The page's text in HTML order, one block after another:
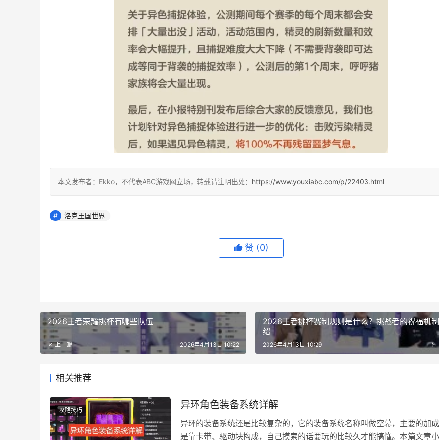
本文发布者：Ekko，不代表ABC游戏网立场，转载请注明出处： https://www.youxiabc.com/p/22403.html
洛克王国世界
赞 (0)
2026王者荣耀挑杯有哪些队伍
上一篇 2026年4月13日 10:22
2026王者挑杯赛制规则是什么？挑战者的祝福机
绍
下
2026年4月13日 10:29
相关推荐
攻略技巧 异环角色装备系统详解
异环的装备系统还是比较复杂的，它的装备系统名称叫做空幕，主要的加
是靠卡带、驱动块构成，自己摸索的话要玩的比较久才能搞懂。本篇文章小